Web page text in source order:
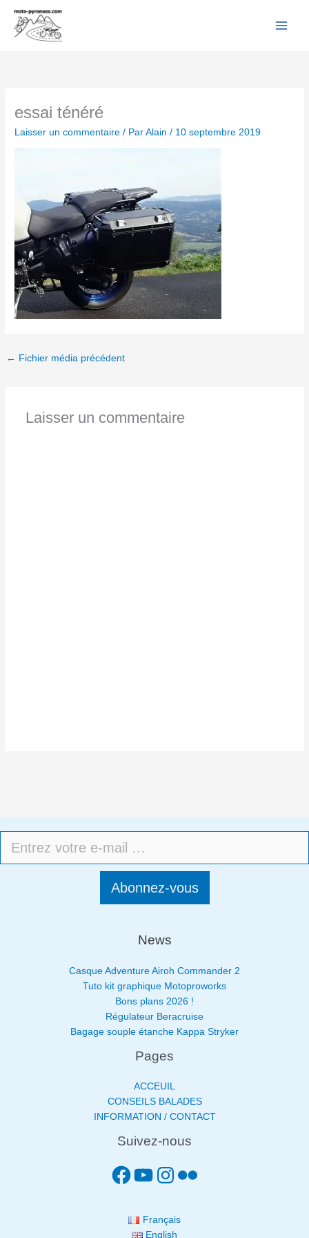
contenu
essai ténéré
Laisser un commentaire / ParAlain/ 10 septembre 2019
← Fichier média précédent
Laisser un commentaire
Abonnez-vous
News
Casque Adventure Airoh Commander 2
Tuto kit graphique Motoproworks
Bons plans 2026 !
Régulateur Beracruise
Bagage souple étanche Kappa Stryker
Pages
ACCEUIL
CONSEILS BALADES
INFORMATION / CONTACT
Suivez-nous
Français
English